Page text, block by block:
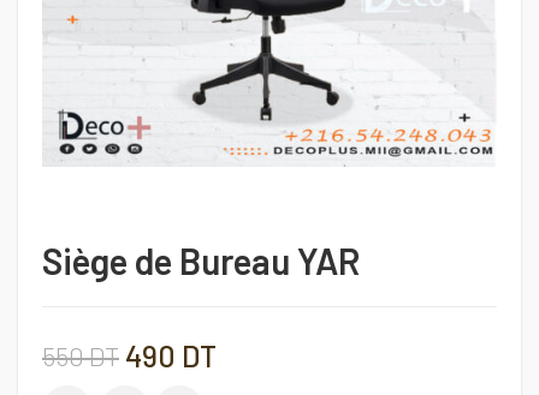
Siège de Bureau YAR
550DT Le
490 DT